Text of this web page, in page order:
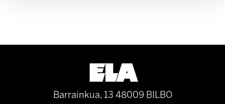
Barrainkua, 13 48009 BILBO